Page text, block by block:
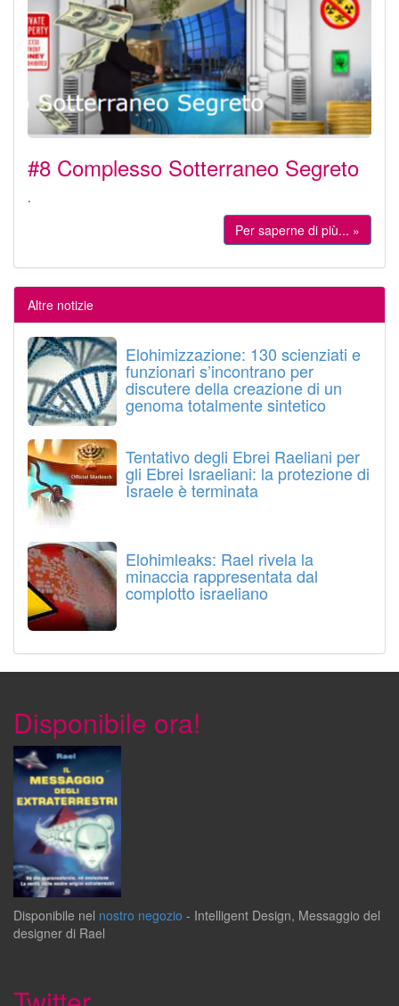
#8 Complesso Sotterraneo Segreto
.
Per saperne di più... »
Altre notizie
Elohimizzazione: 130 scienziati e
funzionari s’incontrano per
discutere della creazione di un
genoma totalmente sintetico
Tentativo degli Ebrei Raeliani per
gli Ebrei Israeliani: la protezione di
Israele è terminata
Elohimleaks: Rael rivela la
minaccia rappresentata dal
complotto israeliano
Disponibile ora!
Disponibile nel nostro negozio - Intelligent Design, Messaggio del
designer di Rael